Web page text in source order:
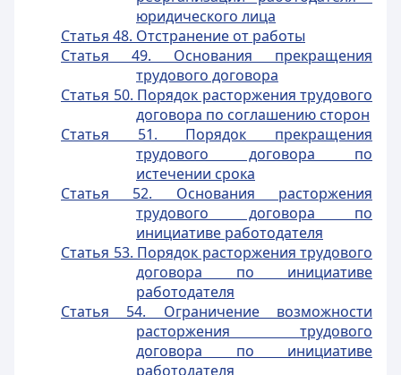
юридического лица
Статья 48. Отстранение от работы
Статья 49. Основания прекращения
трудового договора
Статья 50. Порядок расторжения трудового
договора по соглашению сторон
Статья 51. Порядок прекращения
трудового договора по
истечении срока
Статья 52. Основания расторжения
трудового договора по
инициативе работодателя
Статья 53. Порядок расторжения трудового
договора по инициативе
работодателя
Статья 54. Ограничение возможности
расторжения трудового
договора по инициативе
работодателя